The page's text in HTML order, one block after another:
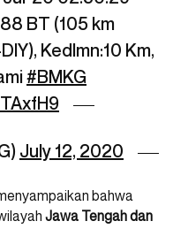
BT (105 km
Kedlmn:10 Km,
#BMKG
July 12, 2020
bahwa
Jawa Tengah dan